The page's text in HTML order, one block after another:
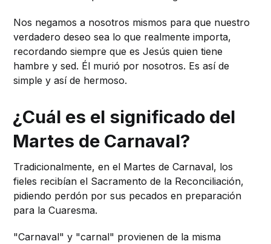
Nos negamos a nosotros mismos para que nuestro
verdadero deseo sea lo que realmente importa,
recordando siempre que es Jesús quien tiene
hambre y sed. Él murió por nosotros. Es así de
simple y así de hermoso.
¿Cuál es el significado del
Martes de Carnaval?
Tradicionalmente, en el Martes de Carnaval, los
fieles recibían el Sacramento de la Reconciliación,
pidiendo perdón por sus pecados en preparación
para la Cuaresma.
"Carnaval" y "carnal" provienen de la misma